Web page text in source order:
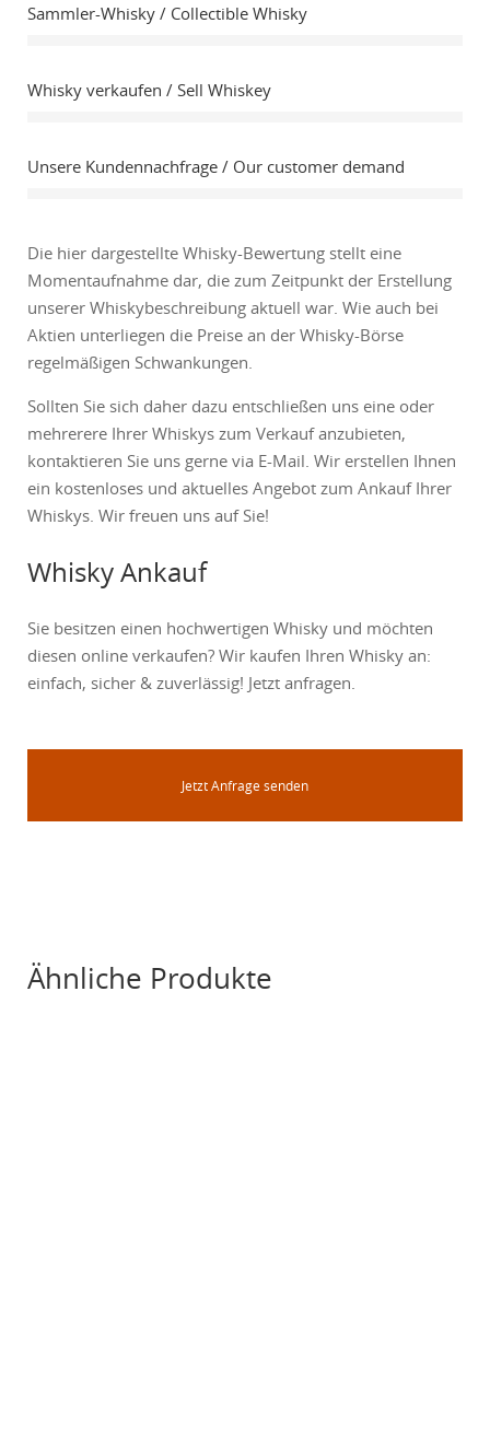
Sammler-Whisky / Collectible Whisky
Whisky verkaufen / Sell Whiskey
Unsere Kundennachfrage / Our customer demand
Die hier dargestellte Whisky-Bewertung stellt eine
Momentaufnahme dar, die zum Zeitpunkt der Erstellung
unserer Whiskybeschreibung aktuell war. Wie auch bei
Aktien unterliegen die Preise an der Whisky-Börse
regelmäßigen Schwankungen.
Sollten Sie sich daher dazu entschließen uns eine oder
mehrerere Ihrer Whiskys zum Verkauf anzubieten,
kontaktieren Sie uns gerne via E-Mail. Wir erstellen Ihnen
ein kostenloses und aktuelles Angebot zum Ankauf Ihrer
Whiskys. Wir freuen uns auf Sie!
Whisky Ankauf
Sie besitzen einen hochwertigen Whisky und möchten
diesen online verkaufen? Wir kaufen Ihren Whisky an:
einfach, sicher & zuverlässig! Jetzt anfragen.
Jetzt Anfrage senden
Ähnliche Produkte